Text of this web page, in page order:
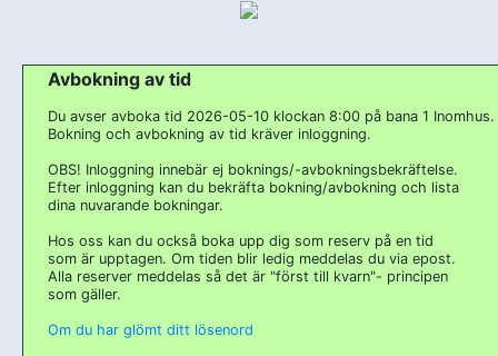
Avbokning av tid
Du avser avboka tid 2026-05-10 klockan 8:00 på bana 1 Inomhus.
Bokning och avbokning av tid kräver inloggning.
OBS! Inloggning innebär ej boknings/-avbokningsbekräftelse.
Efter inloggning kan du bekräfta bokning/avbokning och lista
dina nuvarande bokningar.
Hos oss kan du också boka upp dig som reserv på en tid
som är upptagen. Om tiden blir ledig meddelas du via epost.
Alla reserver meddelas så det är "först till kvarn"- principen
som gäller.
Om du har glömt ditt lösenord